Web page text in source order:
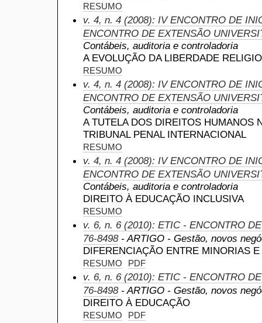
RESUMO
v. 4, n. 4 (2008): IV ENCONTRO DE
ENCONTRO DE EXTENSÃO
Contábeis, auditoria e controladoria
A EVOLUÇÃO DA LIBERDADE
RESUMO
v. 4, n. 4 (2008): IV ENCONTRO DE
ENCONTRO DE EXTENSÃO
Contábeis, auditoria e controladoria
A TUTELA DOS DIREITOS HUMANOS
TRIBUNAL PENAL INTERNACIONAL
RESUMO
v. 4, n. 4 (2008): IV ENCONTRO DE
ENCONTRO DE EXTENSÃO
Contábeis, auditoria e controladoria
DIREITO À EDUCAÇÃO INCLUSIVA
RESUMO
v. 6, n. 6 (2010): ETIC - ENCONTRO
76-8498- ARTIGO - Gestão, novos
DIFERENCIAÇÃO ENTRE MINORIAS
RESUMO PDF
v. 6, n. 6 (2010): ETIC - ENCONTRO
76-8498- ARTIGO - Gestão, novos
DIREITO À EDUCAÇÃO
RESUMO PDF